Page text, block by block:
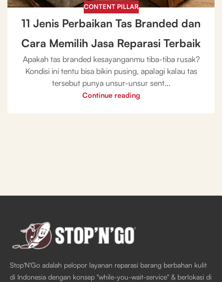
CONTENT PILLAR
11 Jenis Perbaikan Tas Branded dan
Cara Memilih Jasa Reparasi Terbaik
Apakah tas branded kesayanganmu tiba-tiba rusak?
Kondisi ini tentu bisa bikin pusing, apalagi kalau tas
tersebut punya unsur-unsur sent...
Continue reading
Stop'N'Go adalah pelopor layanan reparasi barang berbahan kulit
di Indonesia dengan konsep "while-you-wait-service" & berlokasi di